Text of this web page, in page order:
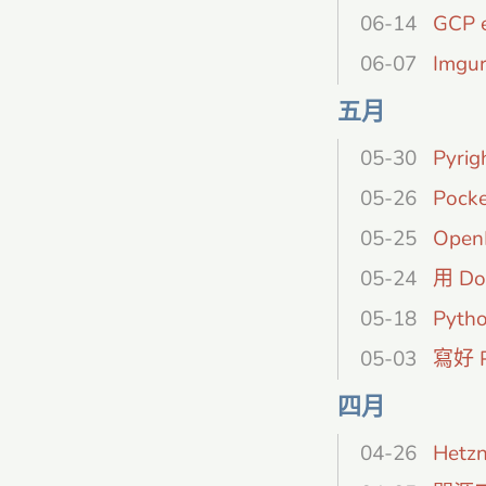
06-14
GCP
06-07
五月
05-30
05-26
05-25
05-24 用
05-18
05-03
寫好
四月
04-26